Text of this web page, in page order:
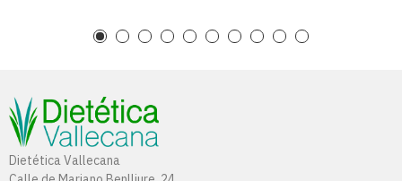
Dietética Vallecana